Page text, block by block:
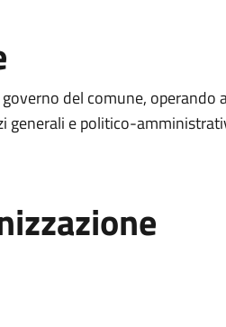
del comune,
generali e politico-